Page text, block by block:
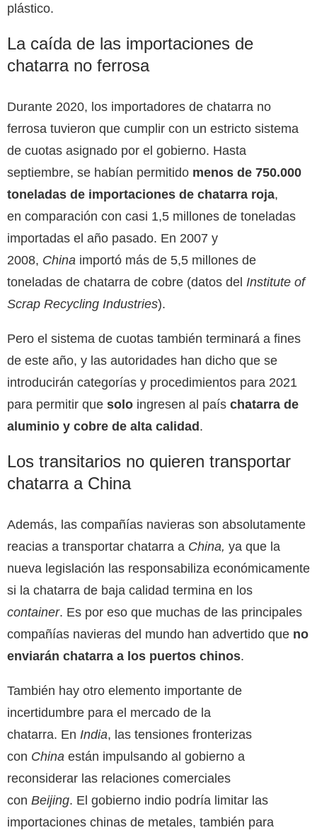
plástico.
La caída de las importaciones de
chatarra no ferrosa
Durante 2020, los importadores de chatarra no
ferrosa tuvieron que cumplir con un estricto sistema
de cuotas asignado por el gobierno. Hasta
septiembre, se habían permitido menos de 750.000
toneladas de importaciones de chatarra roja,
en comparación con casi 1,5 millones de toneladas
importadas el año pasado. En 2007 y
2008, China importó más de 5,5 millones de
toneladas de chatarra de cobre (datos del Institute of
Scrap Recycling Industries).
Pero el sistema de cuotas también terminará a fines
de este año, y las autoridades han dicho que se
introducirán categorías y procedimientos para 2021
para permitir que solo ingresen al país chatarra de
aluminio y cobre de alta calidad.
Los transitarios no quieren transportar
chatarra a China
Además, las compañías navieras son absolutamente
reacias a transportar chatarra a China, ya que la
nueva legislación las responsabiliza económicamente
si la chatarra de baja calidad termina en los
container. Es por eso que muchas de las principales
compañías navieras del mundo han advertido que no
enviarán chatarra a los puertos chinos.
También hay otro elemento importante de
incertidumbre para el mercado de la
chatarra. En India, las tensiones fronterizas
con China están impulsando al gobierno a
reconsiderar las relaciones comerciales
con Beijing. El gobierno indio podría limitar las
importaciones chinas de metales, también para